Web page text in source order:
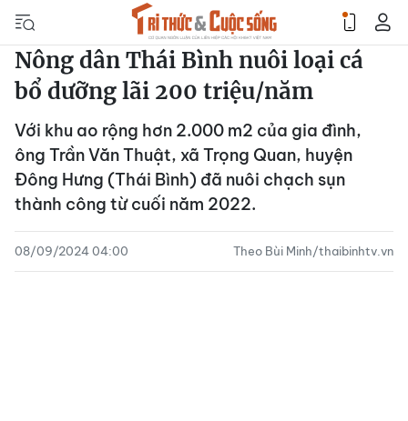
Nông dân Thái Bình nuôi loại cá
bổ dưỡng lãi 200 triệu/năm
Với khu ao rộng hơn 2.000 m2 của gia đình,
ông Trần Văn Thuật, xã Trọng Quan, huyện
Đông Hưng (Thái Bình) đã nuôi chạch sụn
thành công từ cuối năm 2022.
08/09/2024 04:00 Theo Bùi Minh/thaibinhtv.vn